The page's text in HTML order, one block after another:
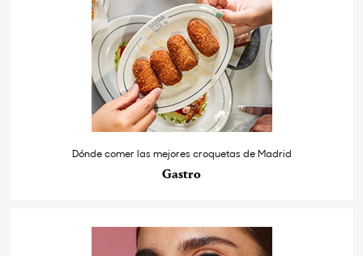
Dónde comer las mejores croquetas de Madrid
Gastro